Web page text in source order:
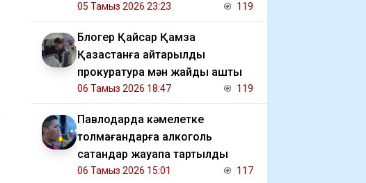
05 Тамыз 2026 23:23 119
Блогер Қайсар Қамза
Қазақстанға қайтарылды
прокуратура мән жайды ашты
06 Тамыз 2026 18:47 119
Павлодарда кәмелетке
толмағандарға алкоголь
сатқандар жауапқа тартылды
06 Тамыз 2026 15:01 117